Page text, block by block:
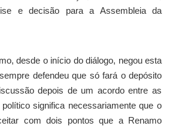
e decisão para a Assembleia da
desde o início do diálogo, negou esta
defendeu que só fará o depósito
depois de um acordo entre as
significa necessariamente que o
com dois pontos que a Renamo